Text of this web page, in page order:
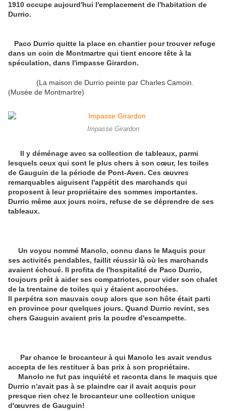
1910 occupe aujourd'hui l'emplacement de l'habitation de
Durrio.
Paco Durrio quitte la place en chantier pour trouver refuge
dans un coin de Montmartre qui tient encore tête à la
spéculation, dans l'impasse Girardon.
(La maison de Durrio peinte par Charles Camoin.
(Musée de Montmartre)
Impasse Girardon
Il y déménage avec sa collection de tableaux, parmi
lesquels ceux qui sont le plus chers à son cœur, les toiles
de Gauguin de la période de Pont-Aven. Ces œuvres
remarquables aiguisent l'appétit des marchands qui
proposent à leur propriétaire des sommes importantes.
Durrio même aux jours noirs, refuse de se déprendre de ses
tableaux.
Un voyou nommé Manolo, connu dans le Maquis pour
ses activités pendables, faillit réussir là où les marchands
avaient échoué. Il profita de l'hospitalité de Paco Durrio,
toujours prêt à aider ses compatriotes, pour vider son chalet
de la trentaine de toiles qui y étaient accrochées.
Il perpétra son mauvais coup alors que son hôte était parti
en province pour quelques jours. Quand Durrio revint, ses
chers Gauguin avaient pris la poudre d'escampette.
Par chance le brocanteur à qui Manolo les avait vendus
accepta de les restituer à bas prix à son propriétaire.
Manolo ne fut pas inquiété et raconta dans le maquis que
Durrio n'avait pas à se plaindre car il avait acquis pour
presque rien chez le brocanteur une collection unique
d'œuvres de Gauguin!